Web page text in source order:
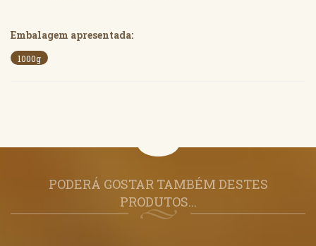
Embalagem apresentada:
1000g
PODERÁ GOSTAR TAMBÉM DESTES
PRODUTOS...